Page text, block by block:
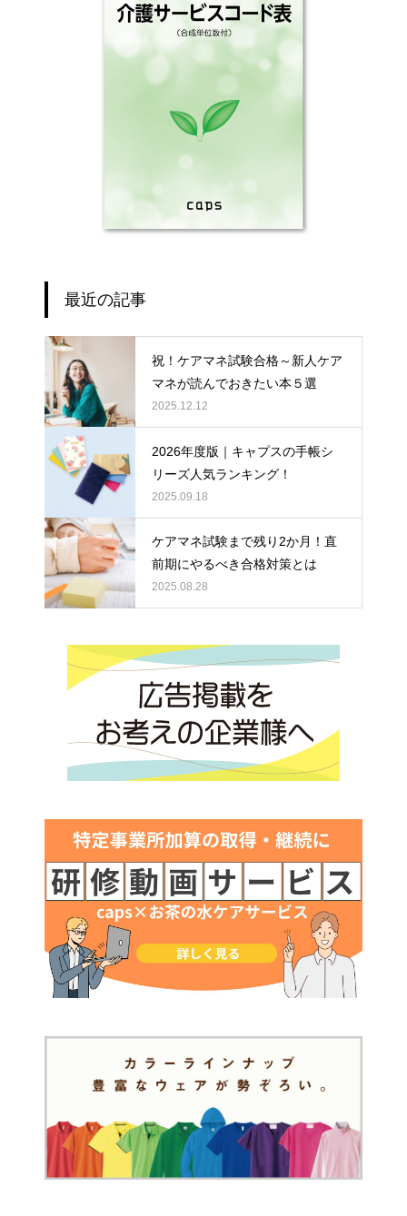
最近の記事
祝！ケアマネ試験合格～新人ケア
マネが読んでおきたい本５選
2025.12.12
2026年度版｜キャプスの手帳シ
リーズ人気ランキング！
2025.09.18
ケアマネ試験まで残り2か月！直
前期にやるべき合格対策とは
2025.08.28